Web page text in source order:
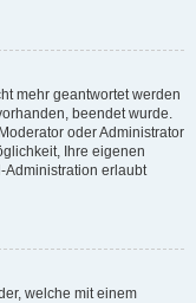
mehr geantwortet werden
beendet wurde.
oder Administrator
Ihre eigenen
Administration erlaubt
welche mit einem